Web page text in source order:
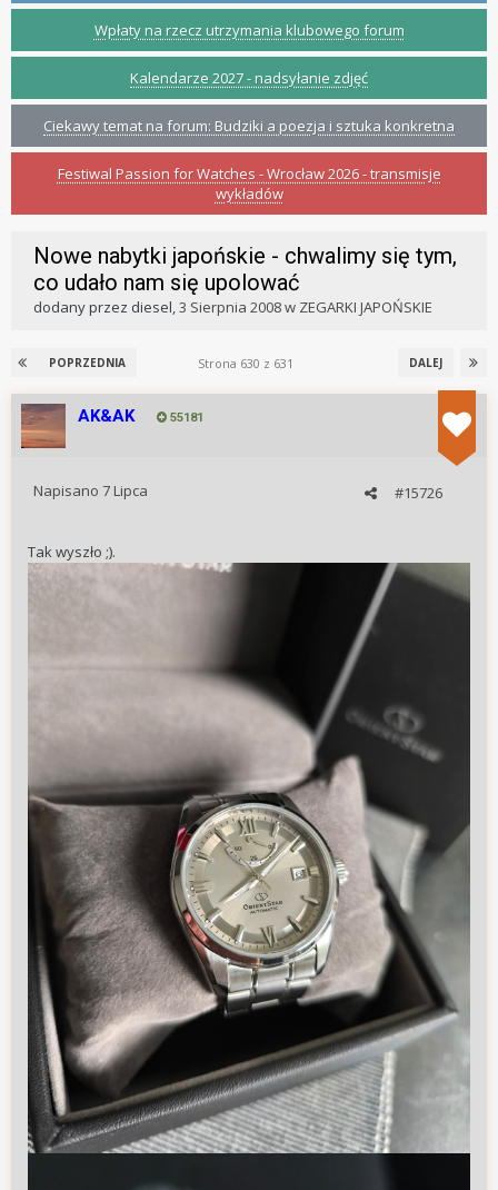
Wpłaty na rzecz utrzymania klubowego forum
Kalendarze 2027 - nadsyłanie zdjęć
Ciekawy temat na forum: Budziki a poezja i sztuka konkretna
Festiwal Passion for Watches - Wrocław 2026 - transmisje
wykładów
Nowe nabytki japońskie - chwalimy się tym,
co udało nam się upolować
dodany przez diesel,3 Sierpnia 2008w ZEGARKI JAPOŃSKIE
POPRZEDNIA DALEJ
Strona 630 z 631
AK&AK 55181
#15726
Napisano 7 Lipca
Tak wyszło ;).